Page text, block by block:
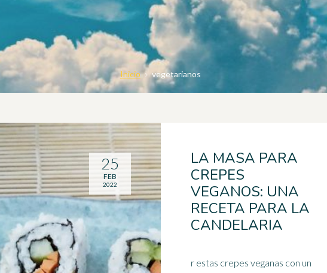
Inicio vegetarianos
25
FEB
2022
LA MASA PARA
CREPES
VEGANOS: UNA
RECETA PARA LA
CANDELARIA
r estas crepes veganas con un